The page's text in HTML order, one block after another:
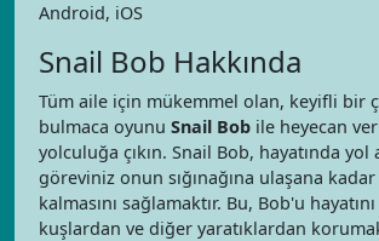
Android, iOS
Snail Bob Hakkında
Tüm aile için mükemmel olan, keyifli bir
bulmaca oyunu Snail Bob ile heyecan
yolculuğa çıkın. Snail Bob, hayatında yol
göreviniz onun sığınağına ulaşana
kalmasını sağlamaktır. Bu, Bob'u
kuşlardan ve diğer yaratıklardan